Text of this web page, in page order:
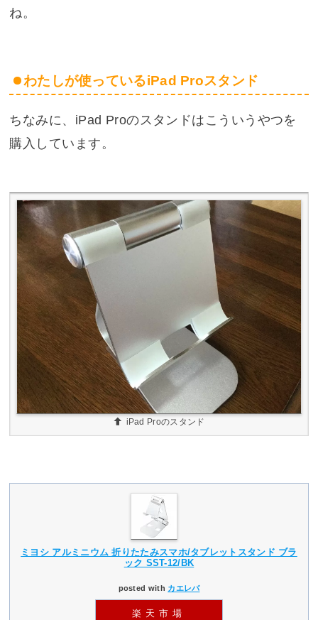
ね。
わたしが使っているiPad Proスタンド
ちなみに、iPad Proのスタンドはこういうやつを
購入しています。
iPad Proのスタンド
ミヨシ アルミニウム 折りたたみスマホ/タブレットスタンド ブラ
ック SST-12/BK
posted with カエレバ
楽天市場